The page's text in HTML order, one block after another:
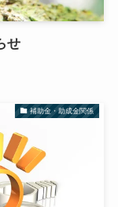
せ
補助金・助成金関係